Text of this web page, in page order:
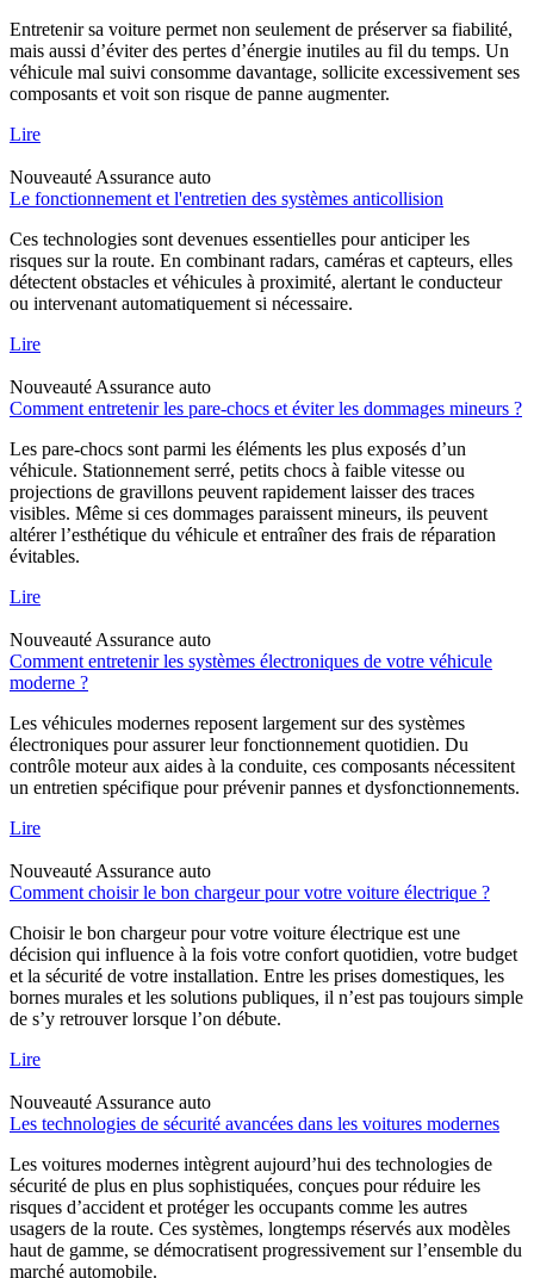
Entretenir sa voiture permet non seulement de préserver sa fiabilité,
mais aussi d’éviter des pertes d’énergie inutiles au fil du temps. Un
véhicule mal suivi consomme davantage, sollicite excessivement ses
composants et voit son risque de panne augmenter.
Lire
Nouveauté Assurance auto
Le fonctionnement et l'entretien des systèmes anticollision
Ces technologies sont devenues essentielles pour anticiper les
risques sur la route. En combinant radars, caméras et capteurs, elles
détectent obstacles et véhicules à proximité, alertant le conducteur
ou intervenant automatiquement si nécessaire.
Lire
Nouveauté Assurance auto
Comment entretenir les pare-chocs et éviter les dommages mineurs ?
Les pare-chocs sont parmi les éléments les plus exposés d’un
véhicule. Stationnement serré, petits chocs à faible vitesse ou
projections de gravillons peuvent rapidement laisser des traces
visibles. Même si ces dommages paraissent mineurs, ils peuvent
altérer l’esthétique du véhicule et entraîner des frais de réparation
évitables.
Lire
Nouveauté Assurance auto
Comment entretenir les systèmes électroniques de votre véhicule
moderne ?
Les véhicules modernes reposent largement sur des systèmes
électroniques pour assurer leur fonctionnement quotidien. Du
contrôle moteur aux aides à la conduite, ces composants nécessitent
un entretien spécifique pour prévenir pannes et dysfonctionnements.
Lire
Nouveauté Assurance auto
Comment choisir le bon chargeur pour votre voiture électrique ?
Choisir le bon chargeur pour votre voiture électrique est une
décision qui influence à la fois votre confort quotidien, votre budget
et la sécurité de votre installation. Entre les prises domestiques, les
bornes murales et les solutions publiques, il n’est pas toujours simple
de s’y retrouver lorsque l’on débute.
Lire
Nouveauté Assurance auto
Les technologies de sécurité avancées dans les voitures modernes
Les voitures modernes intègrent aujourd’hui des technologies de
sécurité de plus en plus sophistiquées, conçues pour réduire les
risques d’accident et protéger les occupants comme les autres
usagers de la route. Ces systèmes, longtemps réservés aux modèles
haut de gamme, se démocratisent progressivement sur l’ensemble du
marché automobile.